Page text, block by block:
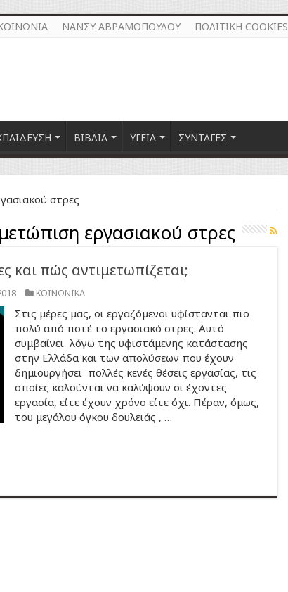
ΝΑΝΣΥ ΑΒΡΑΜΟΠΟΥΛΟΥ ΠΟΛΙΤΙΚΗ COOKIES
ΒΙΒΛΙΑ ΥΓΕΙΑ ΣΥΝΤΑΓΕΣ
στρες
εργασιακού στρες
και πώς αντιμετωπίζεται;
ΚΟΙΝΩΝΙΚΑ
Στις μέρες μας, οι εργαζόμενοι υφίστανται πιο
πολύ από ποτέ το εργασιακό στρες. Αυτό
συμβαίνει λόγω της υφιστάμενης κατάστασης
στην Ελλάδα και των απολύσεων που έχουν
δημιουργήσει πολλές κενές θέσεις εργασίας, τις
οποίες καλούνται να καλύψουν οι έχοντες
εργασία, είτε έχουν χρόνο είτε όχι. Πέραν, όμως,
του μεγάλου όγκου δουλειάς , …